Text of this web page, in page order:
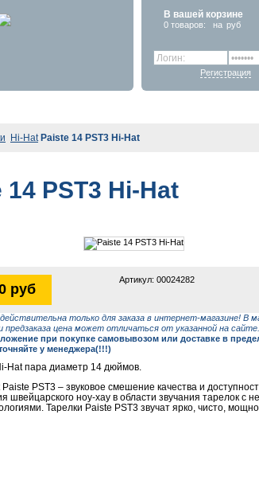
В вашей корзине
0 товаров: на руб
Регистрация
Hi-Hat Paiste 14 PST3 Hi-Hat
14 PST3 Hi-Hat
руб
Артикул: 00024282
только для заказа в интернет-магазине! В
цена может отличаться от указанной на сайте.
при покупке самовывозом или доставке в
у менеджера(!!!)
Hat пара диаметр 14 дюймов.
PST3 – звуковое смешение качества и
швейцарского ноу-хау в области звучания тарелок с
Тарелки Paiste PST3 звучат ярко, чисто,